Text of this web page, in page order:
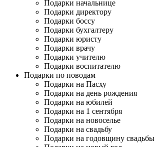
Подарки начальнице
Подарки директору
Подарки боссу
Подарки бухгалтеру
Подарки юристу
Подарки врачу
Подарки учителю
Подарки воспитателю
Подарки по поводам
Подарки на Пасху
Подарки на день рождения
Подарки на юбилей
Подарки на 1 сентября
Подарки на новоселье
Подарки на свадьбу
Подарки на годовщину свадьбы